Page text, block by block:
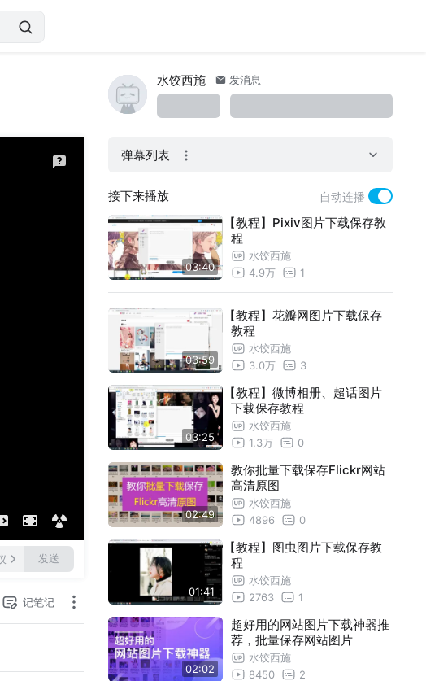
发送
记笔记
水饺西施 发消息
弹幕列表
接下来播放 自动连播
03:40
【教程】Pixiv图片下载保存教
程
水饺西施
4.9万
1
03:59
【教程】花瓣网图片下载保存
教程
水饺西施
3.0万
3
03:25
【教程】微博相册、超话图片
下载保存教程
水饺西施
1.3万
0
02:49
教你批量下载保存Flickr网站
高清原图
水饺西施
4896
0
01:41
【教程】图虫图片下载保存教
程
水饺西施
2763
1
02:02
超好用的网站图片下载神器推
荐，批量保存网站图片
水饺西施
8450
2